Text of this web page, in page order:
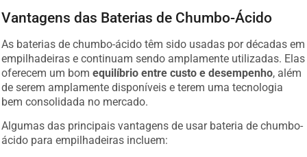
Vantagens das Baterias de Chumbo-Ácido
As baterias de chumbo-ácido têm sido usadas por décadas em
empilhadeiras e continuam sendo amplamente utilizadas. Elas
oferecem um bomequilíbrio entre custo e desempenho, além
de serem amplamente disponíveis e terem uma tecnologia
bem consolidada no mercado.
Algumas das principais vantagens de usar bateria de chumbo-
ácido para empilhadeiras incluem: